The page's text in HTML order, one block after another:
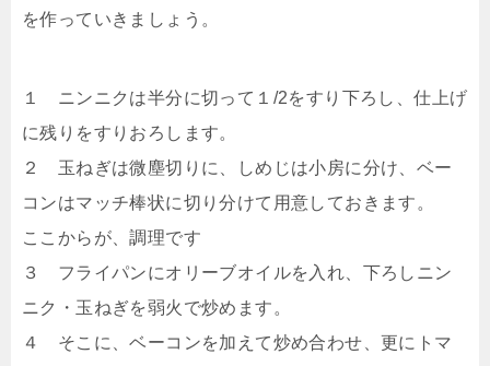
を作っていきましょう。
１ ニンニクは半分に切って１/2をすり下ろし、仕上げ
に残りをすりおろします。
２ 玉ねぎは微塵切りに、しめじは小房に分け、ベー
コンはマッチ棒状に切り分けて用意しておきます。
ここからが、調理です
３ フライパンにオリーブオイルを入れ、下ろしニン
ニク・玉ねぎを弱火で炒めます。
４ そこに、ベーコンを加えて炒め合わせ、更にトマ